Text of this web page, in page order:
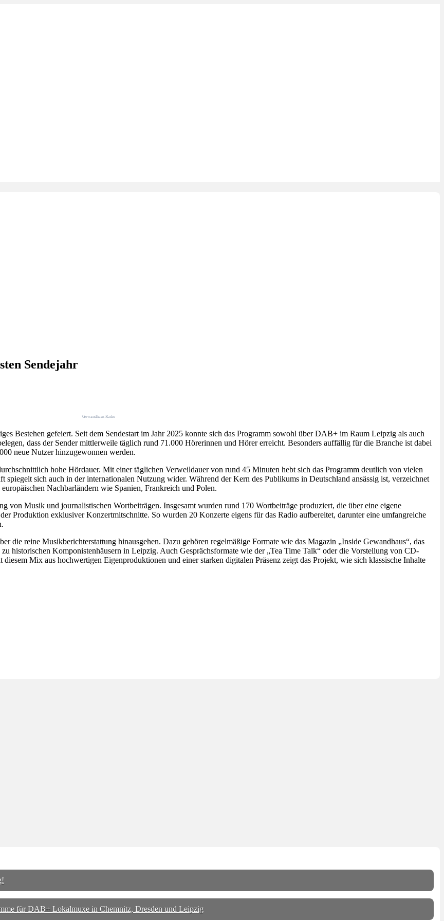
Sendejahr
Gewandhaus Radio
Bestehen gefeiert. Seit dem Sendestart im Jahr 2025 konnte sich das Programm sowohl über DAB+ im Raum Leipzig als auch
dass der Sender mittlerweile täglich rund 71.000 Hörerinnen und Hörer erreicht. Besonders auffällig für die Branche ist dabei
neue Nutzer hinzugewonnen werden.
hohe Hördauer. Mit einer täglichen Verweildauer von rund 45 Minuten hebt sich das Programm deutlich von vielen
spiegelt sich auch in der internationalen Nutzung wider. Während der Kern des Publikums in Deutschland ansässig ist, verzeichnet
Nachbarländern wie Spanien, Frankreich und Polen.
von Musik und journalistischen Wortbeiträgen. Insgesamt wurden rund 170 Wortbeiträge produziert, die über eine eigene
Produktion exklusiver Konzertmitschnitte. So wurden 20 Konzerte eigens für das Radio aufbereitet, darunter eine umfangreiche
die reine Musikberichterstattung hinausgehen. Dazu gehören regelmäßige Formate wie das Magazin „Inside Gewandhaus“, das
historischen Komponistenhäusern in Leipzig. Auch Gesprächsformate wie der „Tea Time Talk“ oder die Vorstellung von CD-
Mix aus hochwertigen Eigenproduktionen und einer starken digitalen Präsenz zeigt das Projekt, wie sich klassische Inhalte
für DAB+ Lokalmuxe in Chemnitz, Dresden und Leipzig